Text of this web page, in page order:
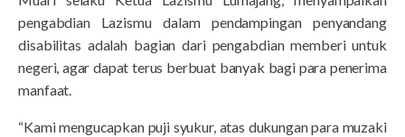
pengabdian Lazismu dalam pendampingan penyandang
disabilitas adalah bagian dari pengabdian memberi untuk
negeri, agar dapat terus berbuat banyak bagi para penerima
manfaat.
“Kami mengucapkan puji syukur, atas dukungan para muzaki